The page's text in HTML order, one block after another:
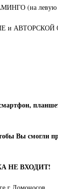
(на левую
и АВТОРСКОЙ
Вы смогли
НЕ ВХОДИТ!
г Ломоносов